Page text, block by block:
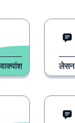
लेसन